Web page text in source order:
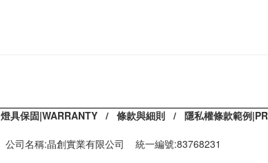
燈具保固|WARRANTY/ 條款與細則/ 隱私權條款範例
公司名稱:晶創實業有限公司 統一編號:83768231